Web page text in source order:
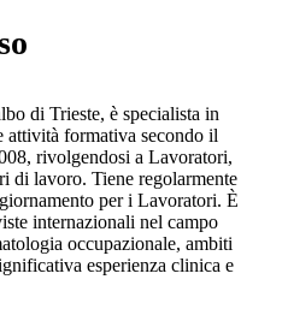
di Trieste, è specialista in
formativa secondo il
rivolgendosi a Lavoratori,
di lavoro. Tiene regolarmente
per i Lavoratori. È
internazionali nel campo
occupazionale, ambiti
esperienza clinica e